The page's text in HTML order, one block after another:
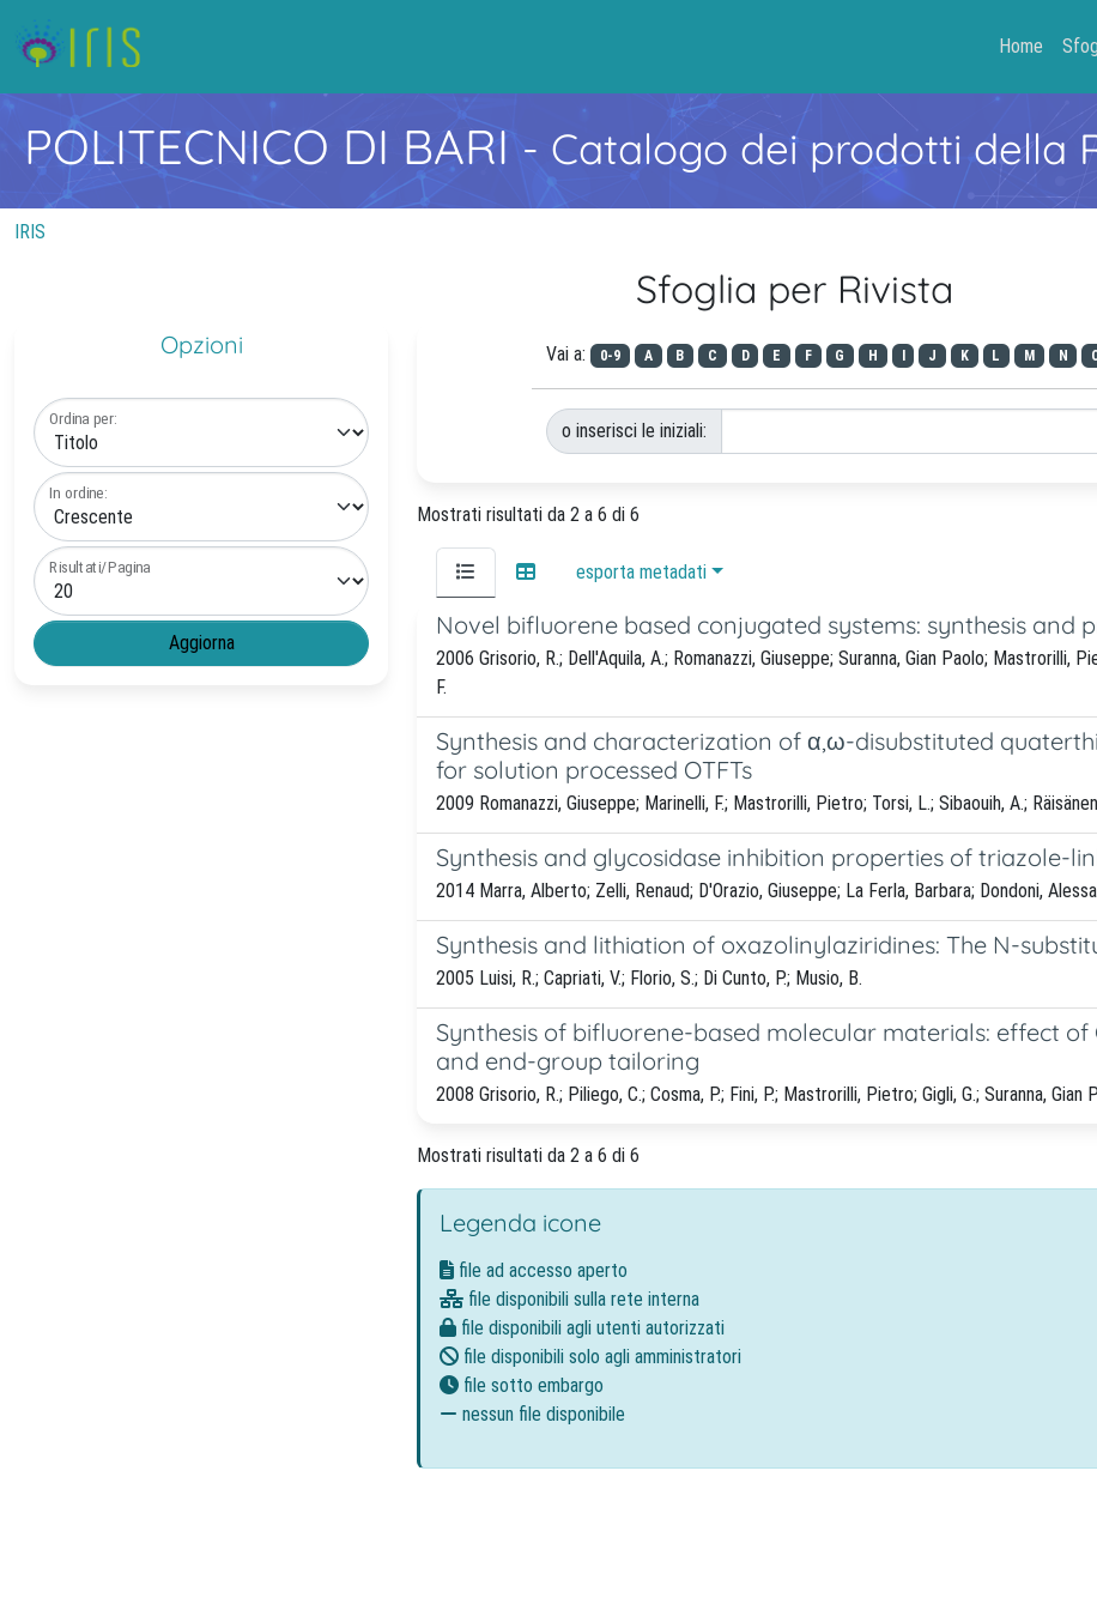
Home
POLITECNICO DI BARI- Catalogo dei prodotti della
IRIS
Sfoglia per Rivista
Opzioni
Ordina per:
In ordine:
Risultati/Pagina
Vai a: 0-9 A B C D E F G H J K L M N
o inserisci le iniziali:
Mostrati risultati da 2 a 6 di 6
esporta metadati
Novel bifluorene based conjugated systems: synthesis and
2006 Grisorio, R.; Dell'Aquila, A.; Romanazzi, Giuseppe; Suranna, Gian Paolo; Mastrorilli,
F.
Synthesis and characterization of α,ω-disubstituted
for solution processed OTFTs
2009 Romanazzi, Giuseppe; Marinelli, F.; Mastrorilli, Pietro; Torsi, L.; Sibaouih, A.;
Synthesis and glycosidase inhibition properties of triazole-
2014 Marra, Alberto; Zelli, Renaud; D'Orazio, Giuseppe; La Ferla, Barbara; Dondoni,
Synthesis and lithiation of oxazolinylaziridines: The N-
2005 Luisi, R.; Capriati, V.; Florio, S.; Di Cunto, P.; Musio, B.
Synthesis of bifluorene-based molecular materials: effect
and end-group tailoring
2008 Grisorio, R.; Piliego, C.; Cosma, P.; Fini, P.; Mastrorilli, Pietro; Gigli, G.; Suranna, Gian
Mostrati risultati da 2 a 6 di 6
Legenda icone
file ad accesso aperto
file disponibili sulla rete interna
file disponibili agli utenti autorizzati
file disponibili solo agli amministratori
file sotto embargo
nessun file disponibile